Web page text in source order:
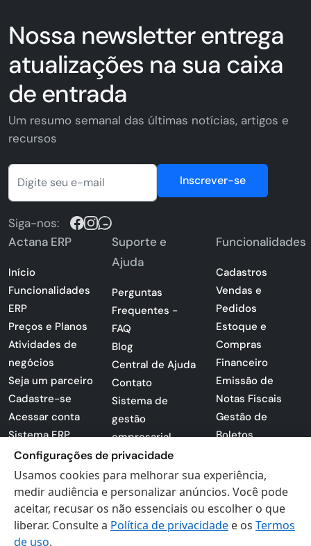
Nossa newsletter entrega
atualizações na sua caixa
de entrada
Um resumo semanal das últimas notícias, artigos e
recursos
Inscrever-se
Siga-nos:
Actana ERP
Início
Funcionalidades
ERP
Preços e Planos
Atividades de
negócios
Seja um parceiro
Cadastre-se
Acessar conta
Sistema ERP
Apresentação
PDF
Loja -
Certificados
Digitais
Suporte e
Ajuda
Perguntas
Frequentes -
FAQ
Blog
Central de Ajuda
Contato
Sistema de
gestão
empresarial
Sistema para
lojas
Preferências de
cookies
Politica de
Funcionalidades
Cadastros
Vendas e
Pedidos
Estoque e
Compras
Financeiro
Emissão de
Notas Fiscais
Gestão de
Boletos
Configurações de privacidade
Usamos cookies para melhorar sua experiência,
medir audiência e personalizar anúncios. Você pode
aceitar, recusar os não essenciais ou escolher o que
liberar. Consulte a Política de privacidade e os Termos
de uso.